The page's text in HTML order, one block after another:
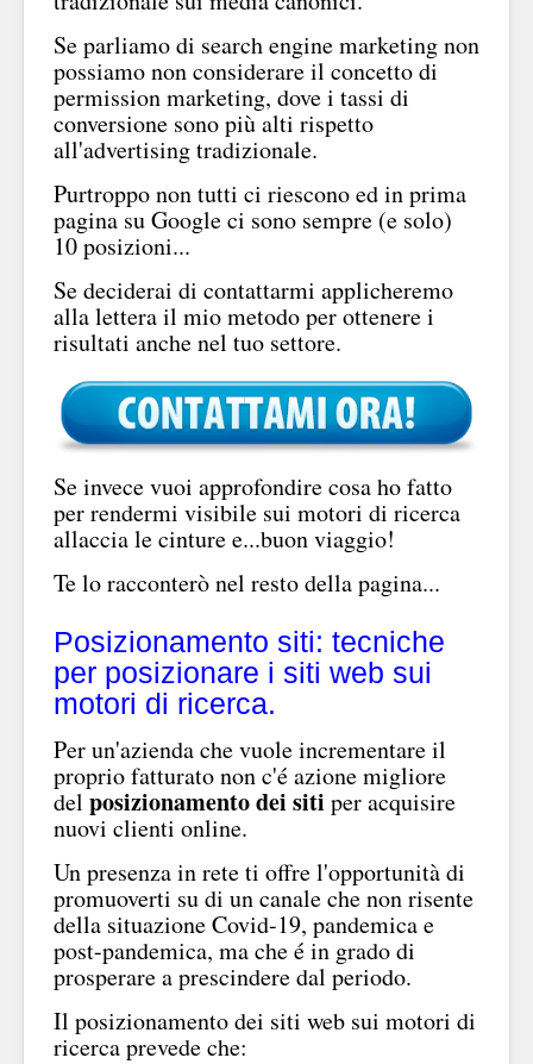
Se parliamo di search engine marketing non
possiamo non considerare il concetto di
permission marketing, dove i tassi di
conversione sono più alti rispetto
all'advertising tradizionale.
Purtroppo non tutti ci riescono ed in prima
pagina su Google ci sono sempre (e solo)
10 posizioni...
Se deciderai di contattarmi applicheremo
alla lettera il mio metodo per ottenere i
risultati anche nel tuo settore.
Se invece vuoi approfondire cosa ho fatto
per rendermi visibile sui motori di ricerca
allaccia le cinture e...buon viaggio!
Te lo racconterò nel resto della pagina...
Posizionamento siti: tecniche
per posizionare i siti web sui
motori di ricerca.
Per un'azienda che vuole incrementare il
proprio fatturato non c'é azione migliore
del posizionamento dei siti per acquisire
nuovi clienti online.
Un presenza in rete ti offre l'opportunità di
promuoverti su di un canale che non risente
della situazione Covid-19, pandemica e
post-pandemica, ma che é in grado di
prosperare a prescindere dal periodo.
Il posizionamento dei siti web sui motori di
ricerca prevede che: